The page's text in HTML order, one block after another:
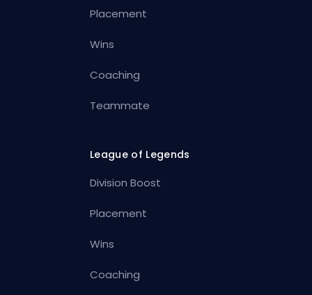
Placement
Wins
Coaching
Teammate
League of Legends
Division Boost
Placement
Wins
Coaching